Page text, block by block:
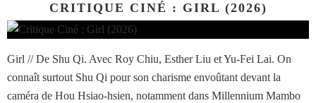
CRITIQUE CINÉ : GIRL (2026)
Girl // De Shu Qi. Avec Roy Chiu, Esther Liu et Yu-Fei Lai. On
connaît surtout Shu Qi pour son charisme envoûtant devant la
caméra de Hou Hsiao-hsien, notamment dans Millennium Mambo